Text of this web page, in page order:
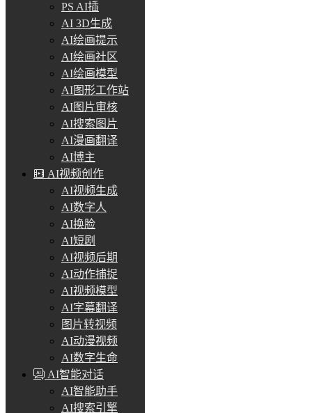
PS AI插
AI 3D生成
AI绘画提示
AI绘画社区
AI绘画模型
AI图形工作站
AI图片审核
AI搜索图片
AI漫画翻译
AI博主
AI视频创作
AI视频生成
AI数字人
AI换脸
AI短剧
AI视频后期
AI动作捕捉
AI视频模型
AI字幕翻译
图片转视频
AI动漫视频
AI数字生命
AI智能对话
AI智能助手
AI搜索引擎